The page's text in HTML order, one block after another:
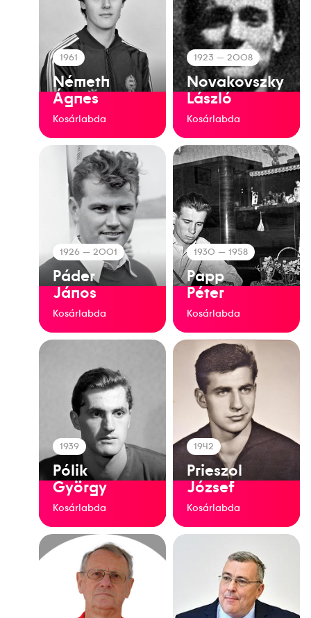
1961
Németh
Ágnes
Kosárlabda
1923 — 2008
Novakovszky
László
Kosárlabda
1926 — 2001
Páder
János
Kosárlabda
1930 — 1958
Papp
Péter
Kosárlabda
1939
Pólik
György
Kosárlabda
1942
Prieszol
József
Kosárlabda